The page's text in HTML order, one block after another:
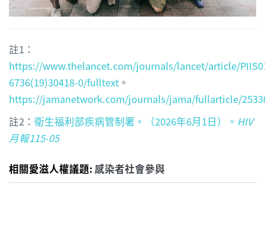
註1：
https://www.thelancet.com/journals/lancet/article/
6736(19)30418-0/fulltext 。
https://jamanetwork.com/journals/jama/fullarticle/
註2： 衛生福利部疾病管制署。（2026年6月1日）。 HIV
月報115-05
相關愛滋人權議題: 感染者社會參與